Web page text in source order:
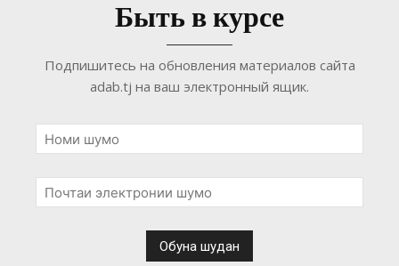
Быть в курсе
Подпишитесь на обновления материалов сайта
adab.tj на ваш электронный ящик.